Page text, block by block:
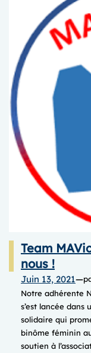
rares
Team
nous !
Juin 13, 2021—
Notre adhérente
s’est lancée
solidaire qui
binôme féminin
soutien à